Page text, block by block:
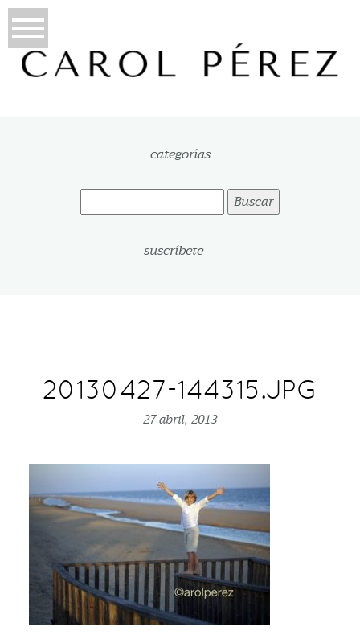
categorías
Buscar:
suscríbete
20130427-144315.JPG
27 abril, 2013